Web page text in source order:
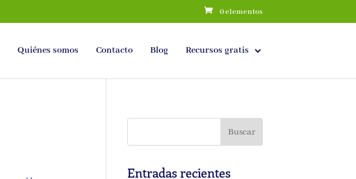
0 elementos
Quiénes somos Contacto Blog Recursos gratis
Entradas recientes